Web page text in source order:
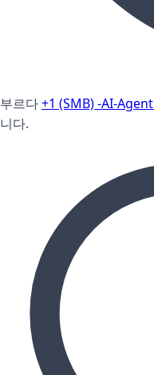
부르다+1 (SMB) -AI-Agent
니다.